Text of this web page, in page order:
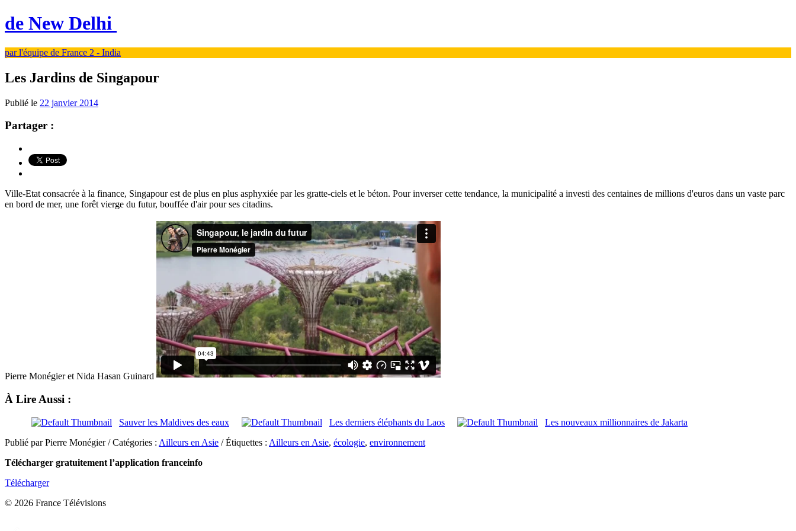
de New Delhi
par l'équipe de France 2 - India
Les Jardins de Singapour
Publié le 22 janvier 2014
Partager :
Ville-Etat consacrée à la finance, Singapour est de plus en plus asphyxiée par les gratte-ciels et le béton. Pour inverser cette tendance, la municipalité a investi des centaines de millions d'euros dans un vaste parc
en bord de mer, une forêt vierge du futur, bouffée d'air pour ses citadins.
Pierre Monégier et Nida Hasan Guinard
À Lire Aussi :
Sauver les Maldives des eaux Les derniers éléphants du Laos
Les nouveaux millionnaires de Jakarta
Publié par Pierre Monégier / Catégories : Ailleurs en Asie / Étiquettes : Ailleurs en Asie, écologie, environnement
Télécharger gratuitement l’application franceinfo
Télécharger
© 2026 France Télévisions